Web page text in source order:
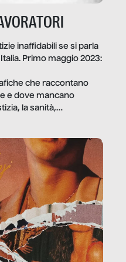
inaffidabili se si parla
Primo maggio 2023:
che raccontano
e dove mancano
la sanità,